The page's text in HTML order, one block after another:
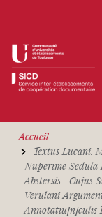
Accueil
Textus Lucani.
Nuperime Sedula
Abstersis : Cujus
Verulani
Annotatiu[n]culis